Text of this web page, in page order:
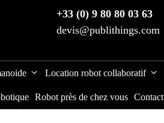
+33 (0) 9 80 80 03 63
devis@publithings.com
Location robot collaboratif
Robot près de chez vous Contact